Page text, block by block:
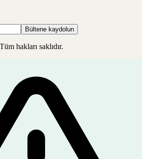
Bültene kaydolun
hakları saklıdır.